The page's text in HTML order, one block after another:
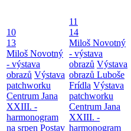
10
13
Miloš Novotný
- výstava
obrazů Výstava
patchworku
Centrum Jana
XXIII. -
harmonogram
na srpen Postav
11
14
Miloš Novotný
- výstava
obrazů Výstava
obrazů Luboše
Frídla Výstava
patchworku
Centrum Jana
XXIII. -
harmonogram